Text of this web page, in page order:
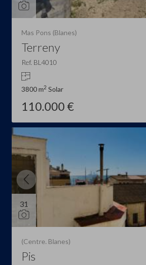
Mas Pons (Blanes)
Terreny
Ref. BL4010
3800 m2 Solar
110.000 €
31
(Centre. Blanes)
Pis